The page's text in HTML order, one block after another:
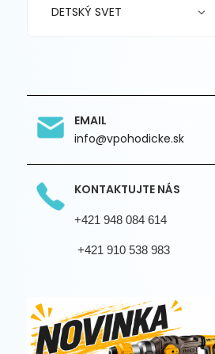
DETSKÝ SVET
EMAIL
info@vpohodicke.sk
KONTAKTUJTE NÁS
+421 948 084 614
+421 910 538 983